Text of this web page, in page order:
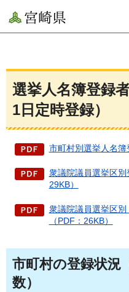
宮崎県
選挙人名簿登録
1日定時登録）
市町村別選挙人名簿
衆議院議員選挙区別
29KB）
衆議院議員選挙区
（PDF：26KB）
市町村の登録状況
数）